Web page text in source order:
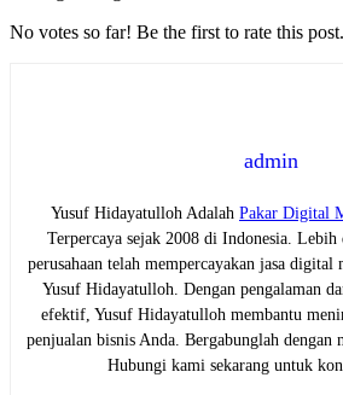
No votes so far! Be the first to rate this post.
admin
Yusuf Hidayatulloh Adalah Pakar Digital
Terpercaya sejak 2008 di Indonesia.
perusahaan telah mempercayakan jasa digital
Yusuf Hidayatulloh. Dengan pengalaman
efektif, Yusuf Hidayatulloh membantu
penjualan bisnis Anda. Bergabunglah dengan
Hubungi kami sekarang untuk